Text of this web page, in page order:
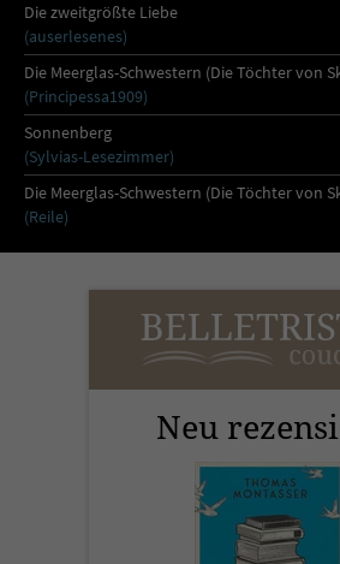
Die zweitgrößte Liebe
(auserlesenes)
Die Meerglas-Schwestern (Die Töchter von
(Principessa1909)
Sonnenberg
(Sylvias-Lesezimmer)
Die Meerglas-Schwestern (Die Töchter von
(Reile)
Neu